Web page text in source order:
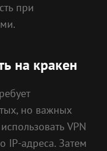
при
на кракен
но важных
VPN
IP-адреса. Затем